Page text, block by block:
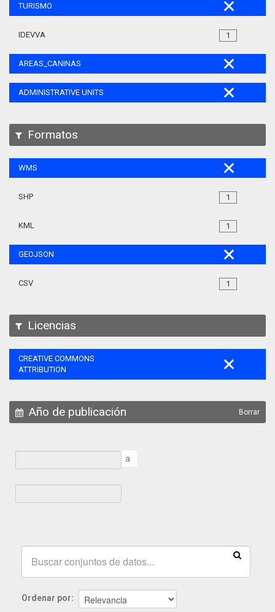
TURISMO
1
IDEVVA
AREAS_CANINAS
ADMINISTRATIVE UNITS
Formatos
WMS
1
SHP
1
KML
GEOJSON
1
CSV
Licencias
CREATIVE COMMONS
ATTRIBUTION
Año de publicación Borrar
a
Ordenar por